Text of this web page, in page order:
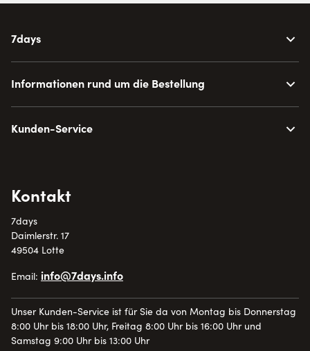
7days
Informationen rund um die Bestellung
Kunden-Service
Kontakt
7days
Daimlerstr. 17
49504 Lotte
Email: info@7days.info
Unser Kunden-Service ist für Sie da von Montag bis Donnerstag
8:00 Uhr bis 18:00 Uhr, Freitag 8:00 Uhr bis 16:00 Uhr und
Samstag 9:00 Uhr bis 13:00 Uhr